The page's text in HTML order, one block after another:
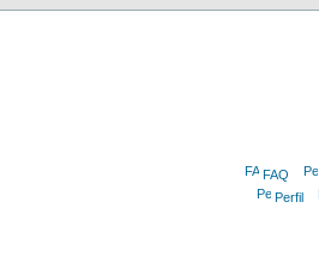
FAQ
Perfil